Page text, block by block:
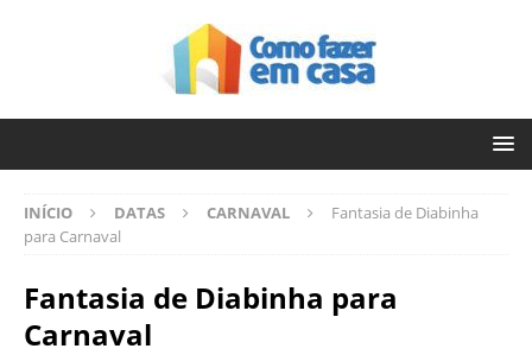
INÍCIO DATAS CARNAVAL
Fantasia de Diabinha
para Carnaval
Fantasia de Diabinha para
Carnaval